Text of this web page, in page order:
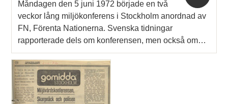
Måndagen den 5 juni 1972 började en två
veckor lång miljökonferens i Stockholm anordnad av
FN, Förenta Nationerna. Svenska tidningar
rapporterade dels om konferensen, men också om…